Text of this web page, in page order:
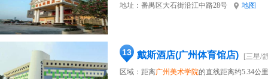
地址： 番禺区大石街沿江中路28号 地图
13 戴斯酒店(广州体育馆店)
[三星/
区域：距离广州美术学院的直线距离约5.34公里